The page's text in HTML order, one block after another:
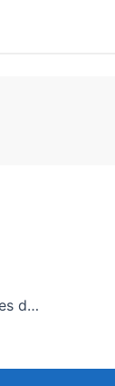
Le Kirghizistan veut coopérer avec le Togo « dans tous les domaines »